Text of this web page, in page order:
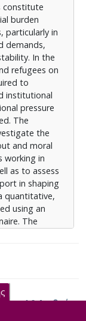
δομές στα
της ηθικής
ανάλυση
SPSS
και
Η
έως
και
μεταξύ
< 0,05). Το
της
(B =
(B =
constitute
burden
particularly in
demands,
In the
refugees on
to
institutional
pressure
The
the
and moral
working in
as to assess
in shaping
quantitative,
using an
The
instruments
(ProQOL-
included
4.0 Διεθνές